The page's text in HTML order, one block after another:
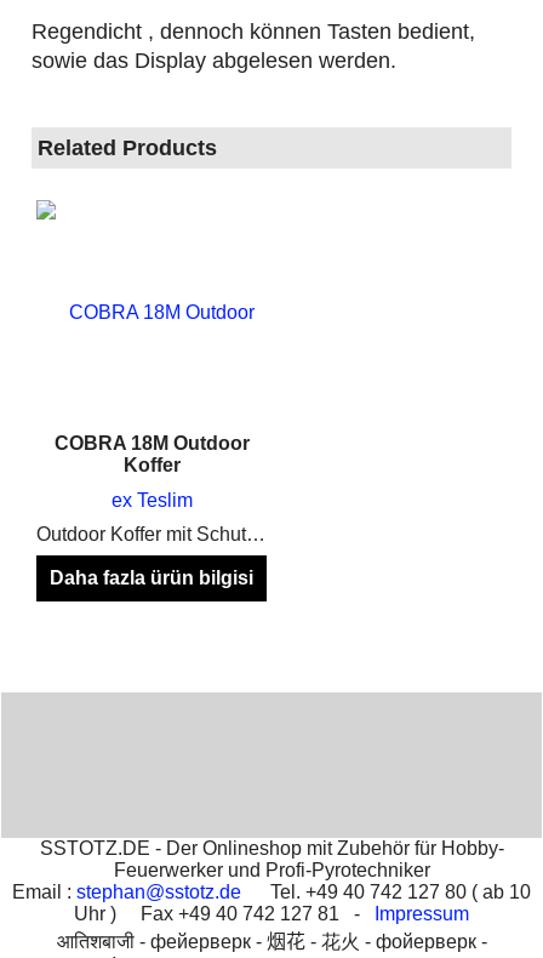
Regendicht , dennoch können Tasten bedient,
sowie das Display abgelesen werden.
Related Products
COBRA 18M Outdoor
Koffer
ex Teslim
Outdoor Koffer mit Schutzplatte und Antennenführung nach außen in SCHWARZ & NEON GELB verfügbar
Daha fazla ürün bilgisi
SSTOTZ.DE - Der Onlineshop mit Zubehör für Hobby-
Feuerwerker und Profi-Pyrotechniker
Email : stephan@sstotz.de Tel. +49 40 742 127 80 ( ab 10
Uhr ) Fax +49 40 742 127 81 -
Impressum
आतिशबाजी - фейерверк - 烟花 - 花火 - фойерверк -